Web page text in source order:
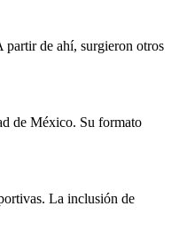
partir de ahí, surgieron otros
de México. Su formato
La inclusión de